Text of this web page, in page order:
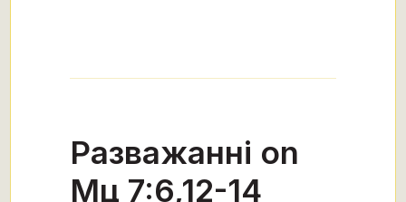
Разважанні on
Мц 7:6,12-14